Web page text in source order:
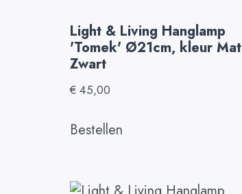
Light & Living Hanglamp
'Tomek' Ø21cm, kleur Mat
Zwart
€ 45,00
Bestellen